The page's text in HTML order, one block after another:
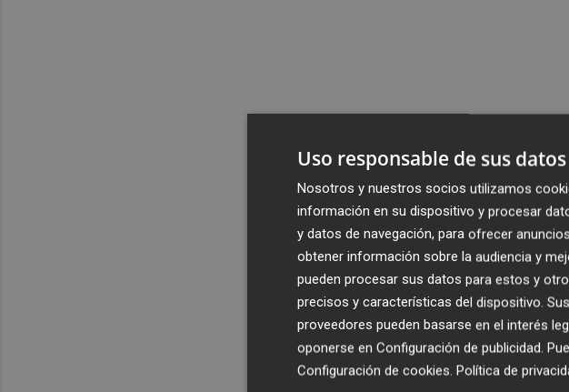
Uso responsable de sus datos
Nosotros y nuestros socios utilizamos
información en su dispositivo y procesar
y datos de navegación, para ofrecer
obtener información sobre la audiencia y
pueden procesar sus datos para estos y
precisos y características del dispositivo.
proveedores pueden basarse en el interés
oponerse en Configuración de publicidad.
Configuración de cookies. Política de